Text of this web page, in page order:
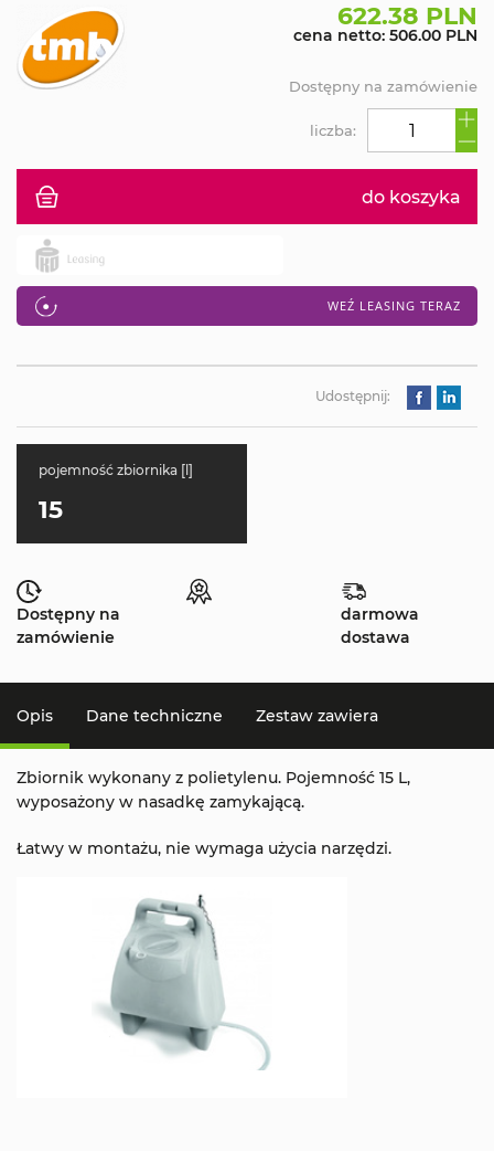
622.38 PLN
cena netto: 506.00 PLN
do koszyka
WEŹ LEASING TERAZ
liczba:
Dostępny na zamówienie
Udostępnij:
pojemność zbiornika [l]
15
Dostępny na
zamówienie
darmowa
dostawa
Opis Dane techniczne Zestaw zawiera
Zbiornik wykonany z polietylenu. Pojemność 15 L,
wyposażony w nasadkę zamykającą.
Łatwy w montażu, nie wymaga użycia narzędzi.